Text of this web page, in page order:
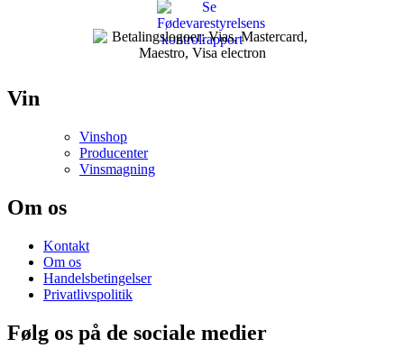
Vin
Vinshop
Producenter
Vinsmagning
Om os
Kontakt
Om os
Handelsbetingelser
Privatlivspolitik
Følg os på de sociale medier